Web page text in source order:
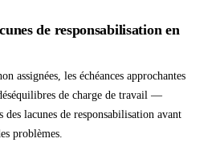
de responsabilisation en
assignées, les échéances approchantes
de charge de travail —
des lacunes de responsabilisation avant
problèmes.